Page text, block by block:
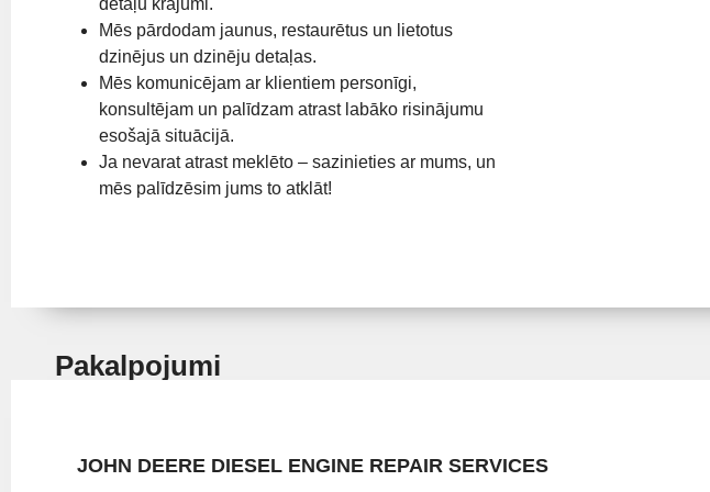
Mēs pārdodam jaunus, restaurētus un lietotus
dzinējus un dzinēju detaļas.
Mēs komunicējam ar klientiem personīgi,
konsultējam un palīdzam atrast labāko risinājumu
esošajā situācijā.
Ja nevarat atrast meklēto – sazinieties ar mums, un
mēs palīdzēsim jums to atklāt!
Pakalpojumi
JOHN DEERE DIESEL ENGINE REPAIR SERVICES